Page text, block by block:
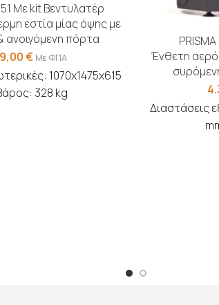
Με kit Βεντυλατέρ
εστία μίας όψης με
ανοιγόμενη πόρτα
€ Με ΦΠΑ
1070x1475x615
328 kg
Ένθετη
Διαστάσεις